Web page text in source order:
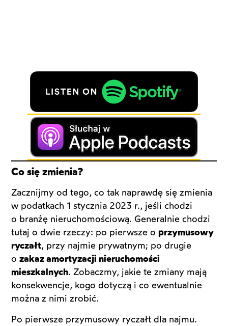
Co się zmienia?
Zacznijmy od tego, co tak naprawdę się zmienia
w podatkach 1 stycznia 2023 r., jeśli chodzi
o branżę nieruchomościową. Generalnie chodzi
tutaj o dwie rzeczy: po pierwsze oprzymusowy
ryczałt, przy najmie prywatnym; po drugie
ozakaz amortyzacji nieruchomości
mieszkalnych. Zobaczmy, jakie te zmiany mają
konsekwencje, kogo dotyczą i co ewentualnie
można z nimi zrobić.
Po pierwsze przymusowy ryczałt dla najmu.